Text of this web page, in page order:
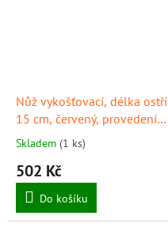
Nůž vykošťovací, délka ostří
15 cm, červený, provedení
"PrimeLine", GIESSER
Skladem (1 ks)
502 Kč
Do košíku